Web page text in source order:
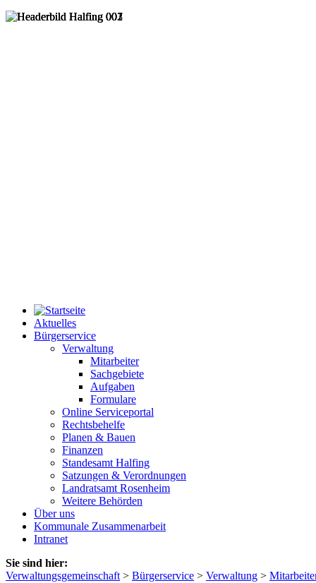
Aktuelles
Bürgerservice
Verwaltung
Mitarbeiter
Sachgebiete
Aufgaben
Formulare
Online Serviceportal
Rechtsbehelfe
Planen & Bauen
Finanzen
Standesamt Halfing
Satzungen & Verordnungen
Landratsamt Rosenheim
Weitere Behörden
Über uns
Kommunale Zusammenarbeit
Intranet
Sie sind hier:
Verwaltungsgemeinschaft > Bürgerservice > Verwaltung >